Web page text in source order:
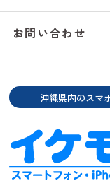
お問い合わせ
沖縄県内のスマ